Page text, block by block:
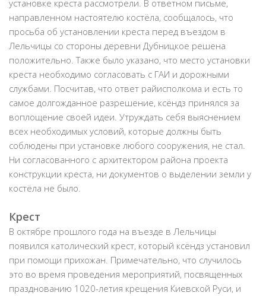
установке креста рассмотрели. В ответном письме,
направленном настоятелю костёла, сообщалось, что
просьба об установлении креста перед въездом в
Лельчицы со стороны деревни Дубницкое решена
положительно. Также было указано, что место установки
креста необходимо согласовать с ГАИ и дорожными
службами. Посчитав, что ответ райисполкома и есть то
самое долгожданное разрешение, ксёндз принялся за
воплощение своей идеи. Утруждать себя выяснением
всех необходимых условий, которые должны быть
соблюдены при установке любого сооружения, не стал.
Ни согласованного с архитектором района проекта
конструкции креста, ни документов о выделении земли у
костёла не было.
Крест
В октябре прошлого года на въезде в Лельчицы
появился католический крест, который ксёндз установил
при помощи прихожан. Примечательно, что случилось
это во время проведения мероприятий, посвященных
празднованию 1020-летия крещения Киевской Руси, и